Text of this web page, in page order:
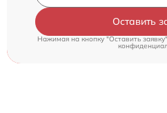
Оставить
Нажимая на кнопку "Оставить